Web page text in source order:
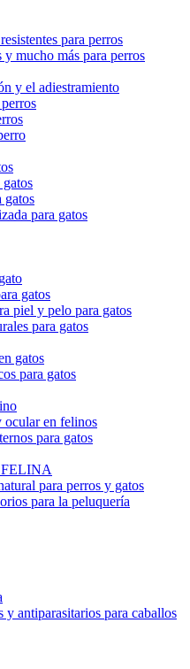
para perros
y mucho más para perros
y el adiestramiento
gatos
para gatos
gatos
piel y pelo para gatos
para gatos
gatos
para gatos
ocular en felinos
para gatos
para perros y gatos
para la peluquería
antiparasitarios para caballos